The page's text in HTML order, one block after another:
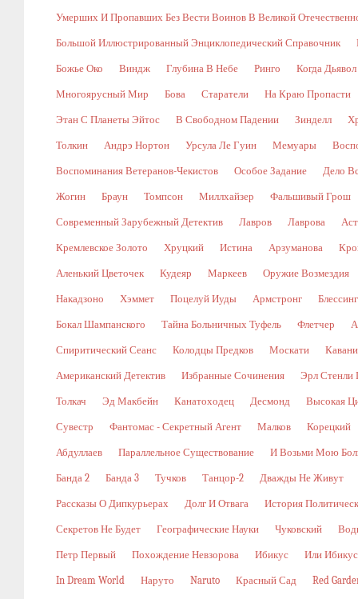
Умерших И Пропавших Без Вести Воинов В Великой
Большой Иллюстрированный Энциклопедический Справочник
Божье Око Виндж Глубина В Небе Ринго Когда
Многоярусный Мир Бова Старатели На Краю Пропасти
Этан С Планеты Эйтос В Свободном Падении Зинделл
Толкин Андрэ Нортон Урсула Ле Гуин Мемуары
Воспоминания Ветеранов-Чекистов Особое Задание Дело
Жогин Браун Томпсон Миллхайзер Фальшивый Грош
Современный Зарубежный Детектив Лавров Лаврова
Кремлевское Золото Хруцкий Истина Арзуманова
Аленький Цветочек Кудеяр Маркеев Оружие Возмездия
Накадзоно Хэммет Поцелуй Иуды Армстронг
Бокал Шампанского Тайна Больничных Туфель Флетчер
Спиритический Сеанс Колодцы Предков Москати Кавани
Американский Детектив Избранные Сочинения Эрл Стенли
Толкач Эд Макбейн Канатоходец Десмонд Высокая
Сувестр Фантомас - Секретный Агент Малков Корецкий
Абдуллаев Параллельное Существование И Возьми Мою
Банда 2 Банда 3 Тучков Танцор-2 Дважды Не Живут
Рассказы О Дипкурьерах Долг И Отвага История
Секретов Не Будет Географические Науки Чуковский
Петр Первый Похождение Невзорова Ибикус Или Ибикус
In Dream World Наруто Naruto Красный Сад Red